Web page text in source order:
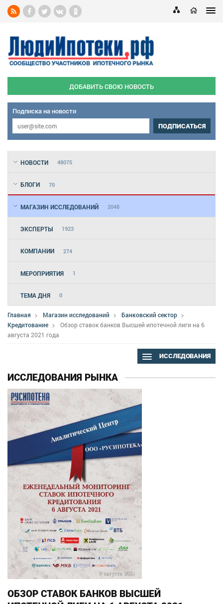
ДОБАВИТЬ СВОЮ НОВОСТЬ
Подписка на новости
ПОДПИСАТЬСЯ
НОВОСТИ 48075
БЛОГИ 70
МАГАЗИН ИССЛЕДОВАНИЙ 2048
ЭКСПЕРТЫ 1923
КОМПАНИИ 274
МЕРОПРИЯТИЯ 1
ТЕМА ДНЯ 0
Главная Магазин исследований
Банковский сектор
Кредитование
Обзор ставок банков Высшей ипотечной лиги на 6
августа 2021 года
ИССЛЕДОВАНИЯ
ИССЛЕДОВАНИЯ РЫНКА
ОБЗОР СТАВОК БАНКОВ ВЫСШЕЙ